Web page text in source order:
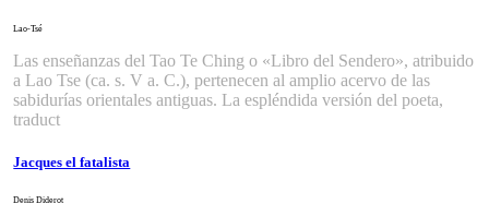
Lao-Tsé
Las enseñanzas del Tao Te Ching o «Libro del Sendero», atribuido
a Lao Tse (ca. s. V a. C.), pertenecen al amplio acervo de las
sabidurías orientales antiguas. La espléndida versión del poeta,
traduct
Jacques el fatalista
Denis Diderot